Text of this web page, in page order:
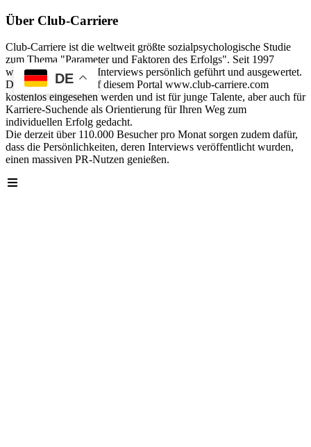
DE
Über Club-Carriere
Club-Carriere ist die weltweit größte sozialpsychologische Studie
zum Thema "Parameter und Faktoren des Erfolgs". Seit 1997
wurden über 40.000 Interviews persönlich geführt und ausgewertet.
Die Analyse kann auf diesem Portal www.club-carriere.com
kostenlos eingesehen werden und ist für junge Talente, aber auch für
Karriere-Suchende als Orientierung für Ihren Weg zum
individuellen Erfolg gedacht.
Die derzeit über 110.000 Besucher pro Monat sorgen zudem dafür,
dass die Persönlichkeiten, deren Interviews veröffentlicht wurden,
einen massiven PR-Nutzen genießen.